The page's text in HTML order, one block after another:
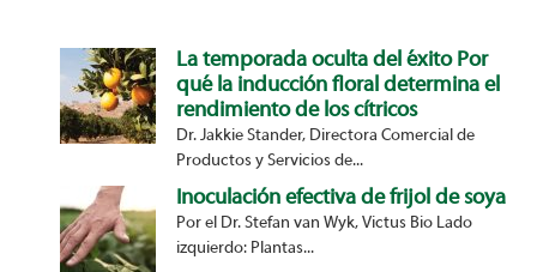
La temporada oculta del éxito Por
qué la inducción floral determina el
rendimiento de los cítricos
Dr. Jakkie Stander, Directora Comercial de
Productos y Servicios de...
Inoculación efectiva de frijol de soya
Por el Dr. Stefan van Wyk, Victus Bio Lado
izquierdo: Plantas...